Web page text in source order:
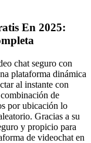
En 2025:
chat seguro con
plataforma dinámica
al instante con
de
por ubicación lo
Gracias a su
y propicio para
de videochat en